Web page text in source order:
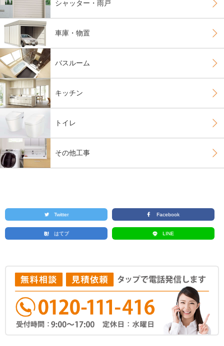
シャッター・雨戸
車庫・物置
バスルーム
キッチン
トイレ
その他工事
Twitter Facebook
はてブ LINE